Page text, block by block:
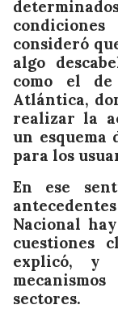
consideró
algo
como el
Atlántica,
realizar la
un esquema
para los
En ese
Nacional
cuestiones
explicó, y
sectores.